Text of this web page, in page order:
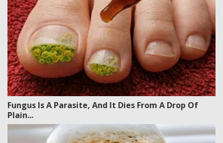
Fungus Is A Parasite, And It Dies From A Drop Of
Plain...